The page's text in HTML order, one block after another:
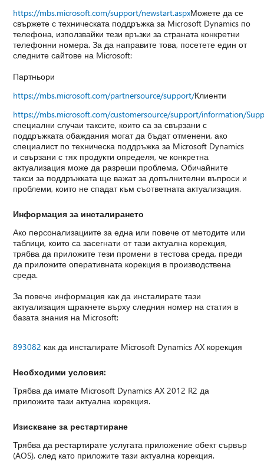
https://mbs.microsoft.com/support/newstart.aspxМожете да се
свържете с техническата поддръжка за Microsoft Dynamics по
телефона, използвайки тези връзки за страната конкретни
телефонни номера. За да направите това, посетете един от
следните сайтове на Microsoft:
Партньори
https://mbs.microsoft.com/partnersource/support/Клиенти
https://mbs.microsoft.com/customersource/support/information/
специални случаи таксите, които са за свързани с
поддръжката обаждания могат да бъдат отменени, ако
специалист по техническа поддръжка за Microsoft Dynamics
и свързани с тях продукти определя, че конкретна
актуализация може да разреши проблема. Обичайните
такси за поддръжката ще важат за допълнителни въпроси и
проблеми, които не спадат към съответната актуализация.
Информация за инсталирането
Ако персонализациите за една или повече от методите или
таблици, които са засегнати от тази актуална корекция,
трябва да приложите тези промени в тестова среда, преди
да приложите оперативната корекция в производствена
среда.
За повече информация как да инсталирате тази
актуализация щракнете върху следния номер на статия в
базата знания на Microsoft:
893082 как да инсталирате Microsoft Dynamics AX корекция
Необходими условия:
Трябва да имате Microsoft Dynamics AX 2012 R2 да
приложите тази актуална корекция.
Изискване за рестартиране
Трябва да рестартирате услугата приложение обект сървър
(AOS), след като приложите тази актуална корекция.